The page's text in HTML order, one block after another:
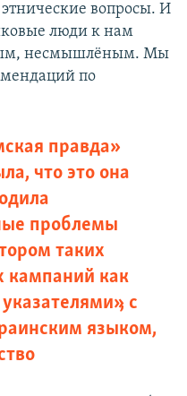
вопросы. И
люди к нам
несмышлёным. Мы
по
правда»
что это она
проблемы
таких
кампаний как
с
языком,